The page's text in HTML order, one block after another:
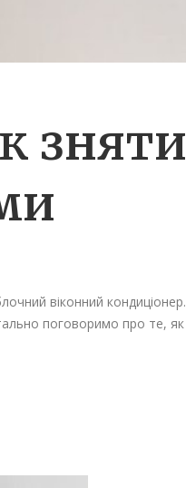
зняти
віконний
поговоримо про те,